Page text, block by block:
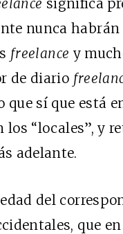
significa
nunca
freelance y
de diario
que sí que está
los “locales”, y
adelante.
del
que